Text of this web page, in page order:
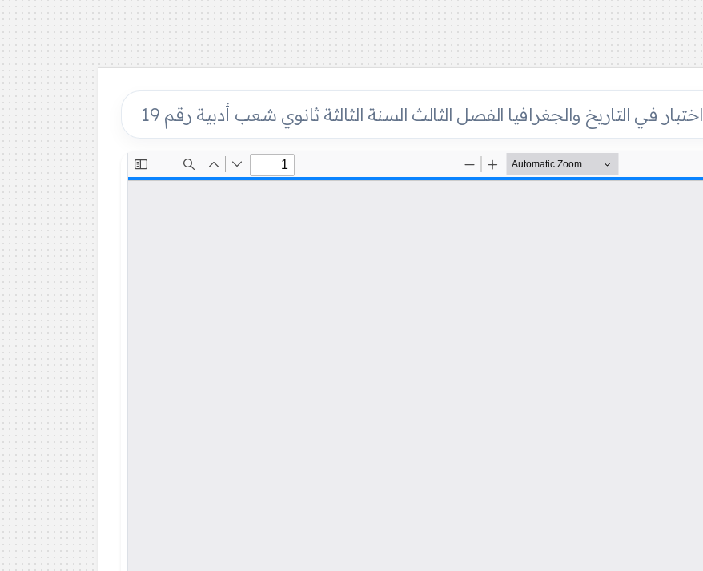
اختبار في التاريخ والجغرافيا الفصل الثالث السنة الثالثة ثانوي شعب أدبية رقم 19